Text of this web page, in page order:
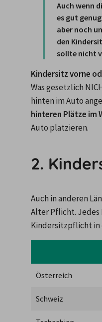
Auch wenn
es gut
aber noch
den
sollte nicht
Kindersitz vorne
Was gesetzlich
hinteren Plätze im
Auto platzieren.
2.
Auch in anderen
Alter Pflicht. Jedes
Kindersitzpflicht in
Österreich
Schweiz